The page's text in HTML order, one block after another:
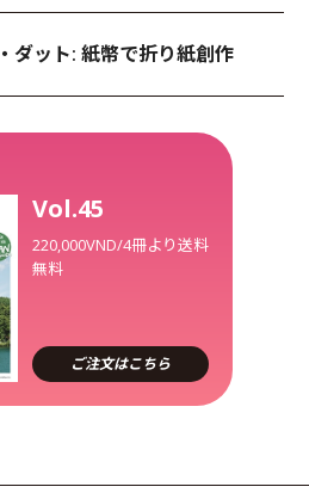
ダット: 紙幣で折り紙創作
Vol.45
220,000VND/4冊より送料
無料
ご注文はこちら